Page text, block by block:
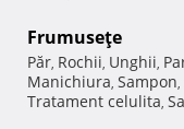
Frumuseţe
Păr, Rochii, Unghii,
Manichiura, Sampon,
Tratament celulita,